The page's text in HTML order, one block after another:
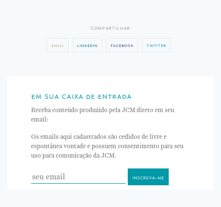
compartilhar
email linkedin facebook twitter
em sua caixa de entrada
Receba conteúdo produzido pela JCM direto em seu
email:
Os emails aqui cadastrados são cedidos de livre e
espontânea vontade e possuem consentimento para seu
uso para comunicação da JCM.